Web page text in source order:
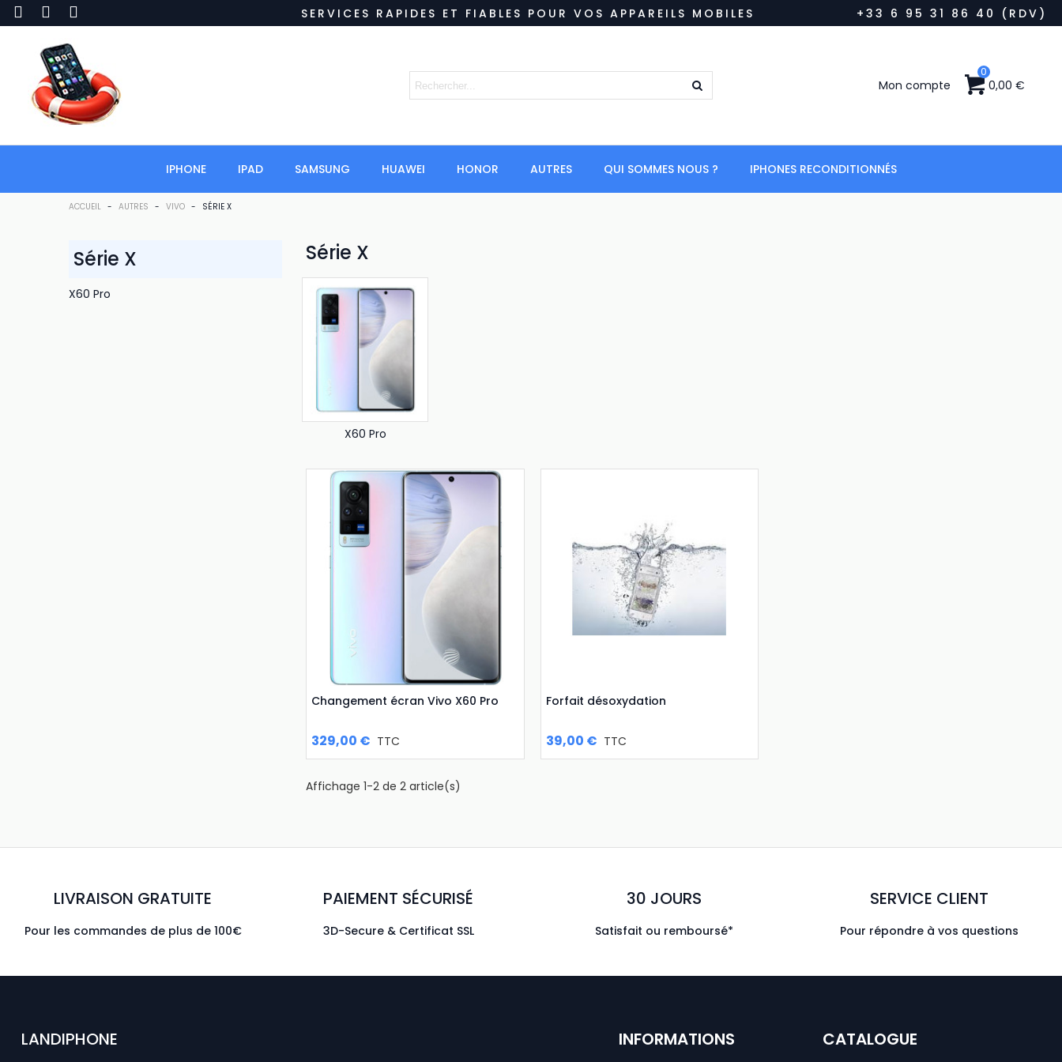
SERVICES RAPIDES ET FIABLES POUR VOS APPAREILS MOBILES +33 6 95 31 86 40 (RDV)
Mon compte
0
0,00 €
IPHONE IPAD SAMSUNG HUAWEI HONOR AUTRES QUI SOMMES NOUS ? IPHONES RECONDITIONNÉS
ACCUEIL - AUTRES - VIVO - SÉRIE X
Série X
X60 Pro
Série X
X60 Pro
Changement écran Vivo X60 Pro
329,00 € TTC
Forfait désoxydation
39,00 € TTC
Affichage 1-2 de 2 article(s)
LIVRAISON GRATUITE
Pour les commandes de plus de 100€
PAIEMENT SÉCURISÉ
3D-Secure & Certificat SSL
30 JOURS
Satisfait ou remboursé*
SERVICE CLIENT
Pour répondre à vos questions
LANDIPHONE INFORMATIONS CATALOGUE